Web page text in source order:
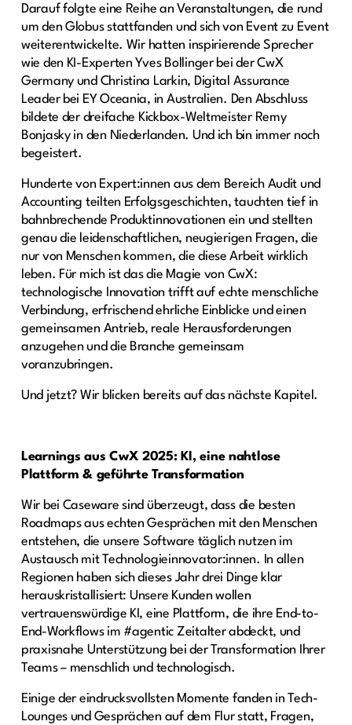
Darauf folgte eine Reihe an Veranstaltungen, die rund
um den Globus stattfanden und sich von Event zu Event
weiterentwickelte. Wir hatten inspirierende Sprecher
wie den KI-Experten Yves Bollinger bei der CwX
Germany und Christina Larkin, Digital Assurance
Leader bei EY Oceania, in Australien. Den Abschluss
bildete der dreifache Kickbox-Weltmeister Remy
Bonjasky in den Niederlanden. Und ich bin immer noch
begeistert.
Hunderte von Expert:innen aus dem Bereich Audit und
Accounting teilten Erfolgsgeschichten, tauchten tief in
bahnbrechende Produktinnovationen ein und stellten
genau die leidenschaftlichen, neugierigen Fragen, die
nur von Menschen kommen, die diese Arbeit wirklich
leben. Für mich ist das die Magie von CwX:
technologische Innovation trifft auf echte menschliche
Verbindung, erfrischend ehrliche Einblicke und einen
gemeinsamen Antrieb, reale Herausforderungen
anzugehen und die Branche gemeinsam
voranzubringen.
Und jetzt? Wir blicken bereits auf das nächste Kapitel.
Learnings aus CwX 2025: KI, eine nahtlose
Plattform & geführte Transformation
Wir bei Caseware sind überzeugt, dass die besten
Roadmaps aus echten Gesprächen mit den Menschen
entstehen, die unsere Software täglich nutzen im
Austausch mit Technologieinnovator:innen. In allen
Regionen haben sich dieses Jahr drei Dinge klar
herauskristallisiert: Unsere Kunden wollen
vertrauenswürdige KI, eine Plattform, die ihre End-to-
End-Workflows im #agentic Zeitalter abdeckt, und
praxisnahe Unterstützung bei der Transformation Ihrer
Teams – menschlich und technologisch.
Einige der eindrucksvollsten Momente fanden in Tech-
Lounges und Gesprächen auf dem Flur statt, Fragen,